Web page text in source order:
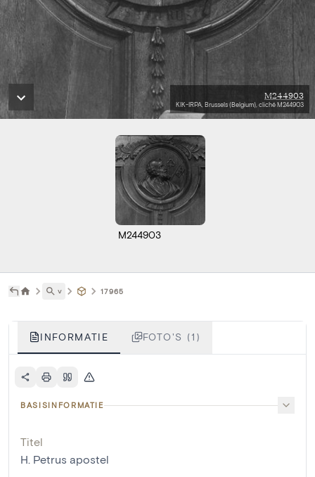
M244903
KIK-IRPA, Brussels (Belgium), cliché M244903
M244903
˅ 17965
INFORMATIE FOTO'S (1)
BASISINFORMATIE
Titel
H. Petrus apostel